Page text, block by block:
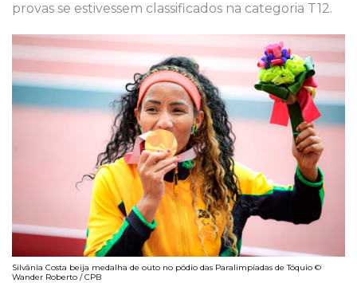
provas se estivessem classificados na categoria T12.
Silvânia Costa beija medalha de outo no pódio das Paralimpíadas de Tóquio ©
Wander Roberto / CPB